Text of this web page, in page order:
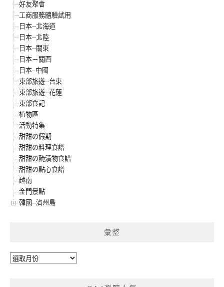
好友聚會
工商服務體驗試用
日本--北海道
日本--北陸
日本--關東
日本－關西
日本–中國
東部旅遊--台東
東部旅遊--花蓮
東部食記
植物區
活動特集
甜甜の假期
甜甜の料理食譜
甜甜の醃漬物食譜
甜甜の點心食譜
越南
金門景點
韓國--濟州島
彙整
彙